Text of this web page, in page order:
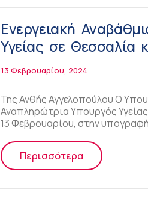
Ενεργειακή
Υγείας σε Θεσσαλία
13 Φεβρουαρίου, 2024
Της Ανθής Αγγελοπούλου Ο
Αναπληρώτρια Υπουργός
13 Φεβρουαρίου, στην
Περισσότερα